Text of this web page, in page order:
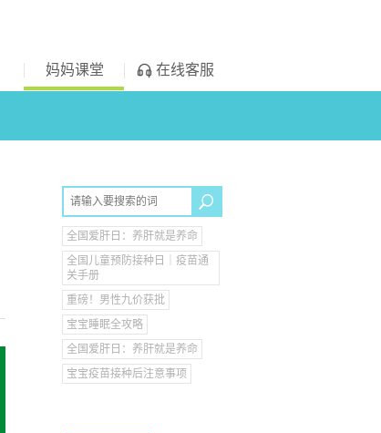
妈妈课堂 在线客服
全国爱肝日：养肝就是养命
全国儿童预防接种日｜疫苗通
关手册
重磅！男性九价获批
宝宝睡眠全攻略
全国爱肝日：养肝就是养命
宝宝疫苗接种后注意事项